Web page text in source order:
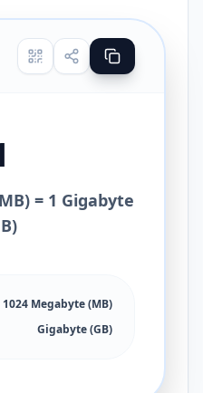
= 1 Gigabyte
1024 Megabyte (MB)
Gigabyte (GB)